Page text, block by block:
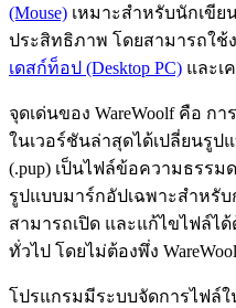
(Mouse) เหมาะสำหรับนักเขีย
ประสิทธิภาพ โดยสามารถใช้
เดสก์ท็อป (Desktop PC) และเ
จุดเด่นของ WareWoolf คือ ก
ในเวอร์ชันล่าสุดได้เปลี่ยนรูป
(.pup) เป็นไฟล์ข้อความธรรม
รูปแบบมาร์กอัปเฉพาะสำหรั
สามารถเปิด และแก้ไขไฟล์ไ
ทั่วไป โดยไม่ต้องพึ่ง
โปรแกรมมีระบบจัดการไฟล์ใ